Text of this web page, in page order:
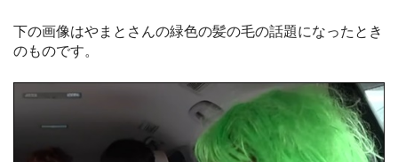
下の画像はやまとさんの緑色の髪の毛の話題になったとき
のものです。